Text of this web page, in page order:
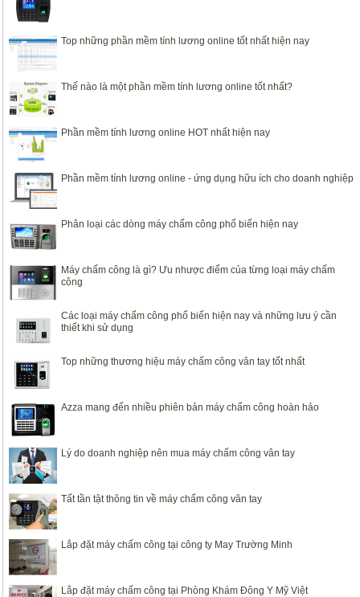
Top những phần mềm tính lương online tốt nhất hiện nay
Thế nào là một phần mềm tính lương online tốt nhất?
Phần mềm tính lương online HOT nhất hiện nay
Phần mềm tính lương online - ứng dụng hữu ích cho doanh nghiệp
Phân loại các dòng máy chấm công phổ biến hiện nay
Máy chấm công là gì? Ưu nhược điểm của từng loại máy chấm
công
Các loại máy chấm công phổ biến hiện nay và những lưu ý cần
thiết khi sử dụng
Top những thương hiệu máy chấm công vân tay tốt nhất
Azza mang đến nhiều phiên bản máy chấm công hoàn hảo
Lý do doanh nghiệp nên mua máy chấm công vân tay
Tất tần tật thông tin về máy chấm công vân tay
Lắp đặt máy chấm công tại công ty May Trường Minh
Lắp đặt máy chấm công tại Phòng Khám Đông Y Mỹ Việt